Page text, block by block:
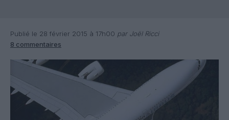
Publié le 28 février 2015 à 17h00 par Joël Ricci
8 commentaires